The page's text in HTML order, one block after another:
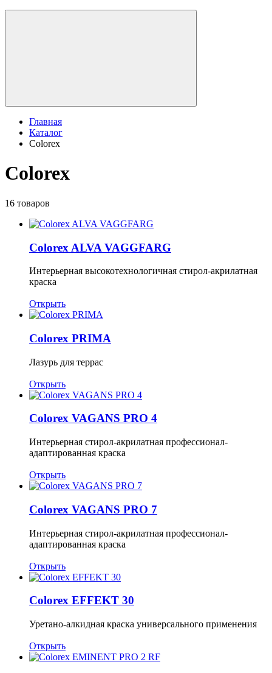
Главная
Каталог
Colorex
Colorex
16 товаров
Colorex ALVA VAGGFARG
Интерьерная высокотехнологичная стирол-акрилатная
краска
Открыть
Colorex PRIMA
Лазурь для террас
Открыть
Colorex VAGANS PRO 4
Интерьерная стирол-акрилатная профессионал-
адаптированная краска
Открыть
Colorex VAGANS PRO 7
Интерьерная стирол-акрилатная профессионал-
адаптированная краска
Открыть
Colorex EFFEKT 30
Уретано-алкидная краска универсального применения
Открыть